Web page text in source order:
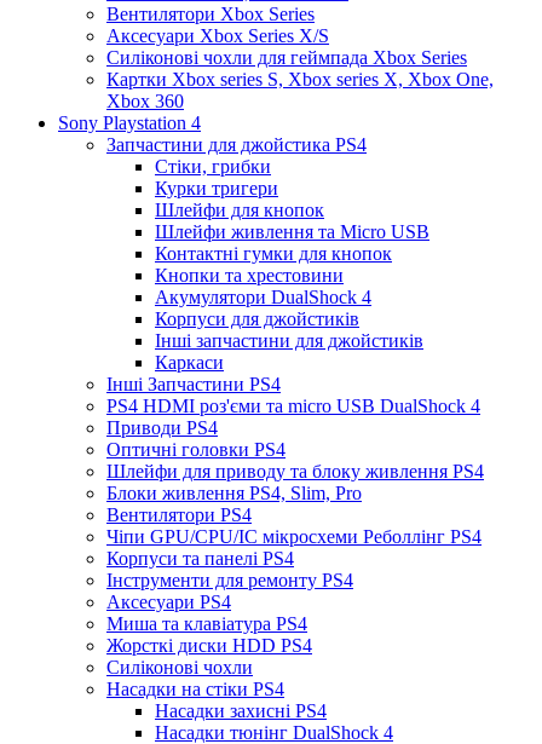
Вентилятори Xbox Series
Аксесуари Xbox Series X/S
Силіконові чохли для геймпада Xbox Series
Картки Xbox series S, Xbox series X, Xbox One,
Xbox 360
Sony Playstation 4
Запчастини для джойстика PS4
Стіки, грибки
Курки тригери
Шлейфи для кнопок
Шлейфи живлення та Micro USB
Контактні гумки для кнопок
Кнопки та хрестовини
Акумулятори DualShock 4
Корпуси для джойстиків
Інші запчастини для джойстиків
Каркаси
Інші Запчастини PS4
PS4 HDMI роз'єми та micro USB DualShock 4
Приводи PS4
Оптичні головки PS4
Шлейфи для приводу та блоку живлення PS4
Блоки живлення PS4, Slim, Pro
Вентилятори PS4
Чіпи GPU/CPU/IC мікросхеми Реболлінг PS4
Корпуси та панелі PS4
Інструменти для ремонту PS4
Аксесуари PS4
Миша та клавіатура PS4
Жорсткі диски HDD PS4
Силіконові чохли
Насадки на стіки PS4
Насадки захисні PS4
Насадки тюнінг DualShock 4